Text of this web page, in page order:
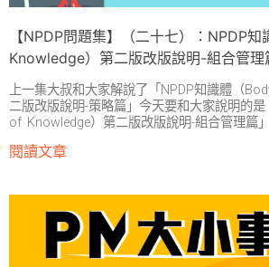
【NPDP問題集】（二十七）：NPDP
Knowledge）第二版改版說明-組合管理
上一集大叔和大家解說了「NPDP知識體（
二版改版說明-策略篇」今天要和大家說明的
of Knowledge）第二版改版說明-組合管理篇」
閱讀文章